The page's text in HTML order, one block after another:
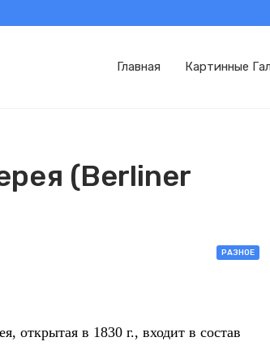
Главная Картинные
(Berliner
РАЗНОЕ
открытая в 1830 г., входит в состав